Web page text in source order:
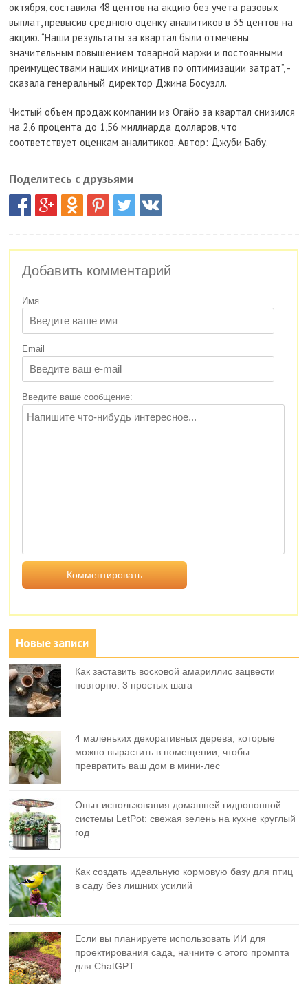
октября, составила 48 центов на акцию без учета разовых
выплат, превысив среднюю оценку аналитиков в 35 центов на
акцию. “Наши результаты за квартал были отмечены
значительным повышением товарной маржи и постоянными
преимуществами наших инициатив по оптимизации затрат”, -
сказала генеральный директор Джина Босуэлл.
Чистый объем продаж компании из Огайо за квартал снизился
на 2,6 процента до 1,56 миллиарда долларов, что
соответствует оценкам аналитиков. Автор: Джуби Бабу.
Поделитесь с друзьями
Добавить комментарий
Имя
Email
Введите ваше сообщение:
Новые записи
Как заставить восковой амариллис зацвести
повторно: 3 простых шага
4 маленьких декоративных дерева, которые
можно вырастить в помещении, чтобы
превратить ваш дом в мини-лес
Опыт использования домашней гидропонной
системы LetPot: свежая зелень на кухне круглый
год
Как создать идеальную кормовую базу для птиц
в саду без лишних усилий
Если вы планируете использовать ИИ для
проектирования сада, начните с этого промпта
для ChatGPT